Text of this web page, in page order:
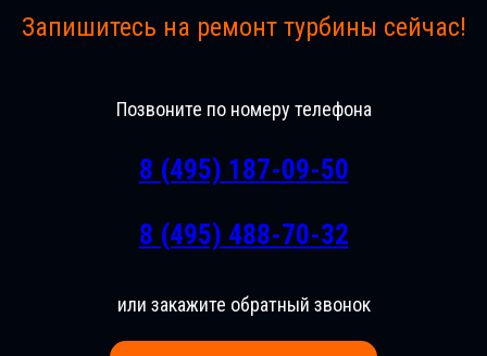
Запишитесь на ремонт турбины сейчас!
Позвоните по номеру телефона
8 (495) 187-09-50
8 (495) 488-70-32
или закажите обратный звонок